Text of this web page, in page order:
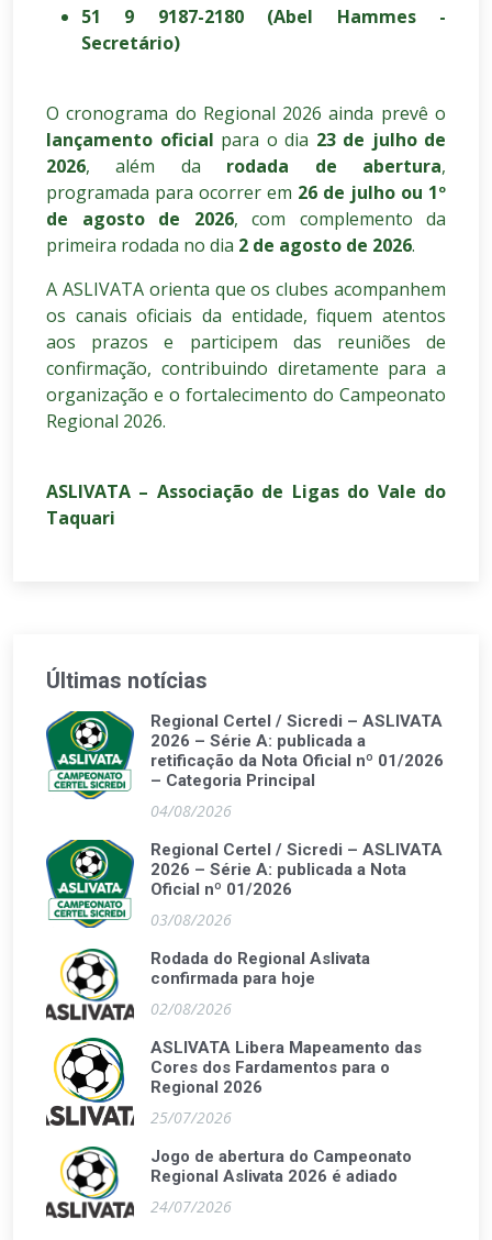
51 9 9187-2180 (Abel Hammes -
Secretário)
O cronograma do Regional 2026 ainda prevê o
lançamento oficial para o dia 23 de julho de
2026, além da rodada de abertura,
programada para ocorrer em 26 de julho ou 1º
de agosto de 2026, com complemento da
primeira rodada no dia 2 de agosto de 2026.
A ASLIVATA orienta que os clubes acompanhem
os canais oficiais da entidade, fiquem atentos
aos prazos e participem das reuniões de
confirmação, contribuindo diretamente para a
organização e o fortalecimento do Campeonato
Regional 2026.
ASLIVATA – Associação de Ligas do Vale do
Taquari
Últimas notícias
Regional Certel / Sicredi – ASLIVATA
2026 – Série A: publicada a
retificação da Nota Oficial nº 01/2026
– Categoria Principal
04/08/2026
Regional Certel / Sicredi – ASLIVATA
2026 – Série A: publicada a Nota
Oficial nº 01/2026
03/08/2026
Rodada do Regional Aslivata
confirmada para hoje
02/08/2026
ASLIVATA Libera Mapeamento das
Cores dos Fardamentos para o
Regional 2026
25/07/2026
Jogo de abertura do Campeonato
Regional Aslivata 2026 é adiado
24/07/2026